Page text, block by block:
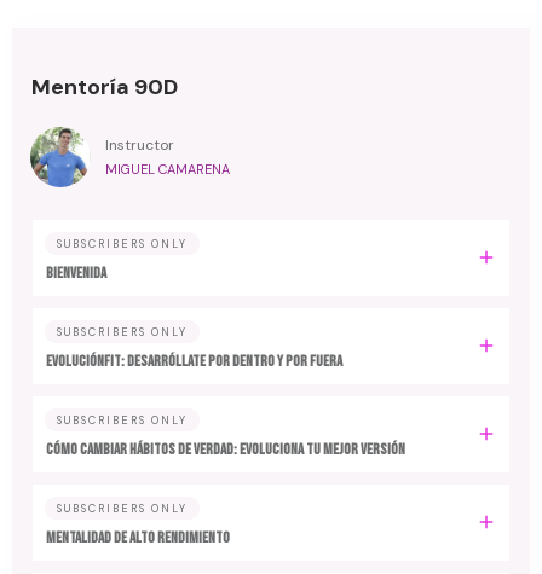
Mentoría 90D
Instructor
MIGUEL CAMARENA
SUBSCRIBERS ONLY
BIENVENIDA
SUBSCRIBERS ONLY
EvoluciónFit: desarróllate por dentro y por fuera
SUBSCRIBERS ONLY
Cómo cambiar hábitos de verdad: evoluciona tu mejor versión
SUBSCRIBERS ONLY
MENTALIDAD DE ALTO RENDIMIENTO